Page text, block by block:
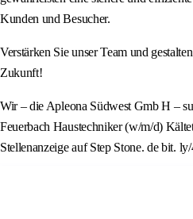
Kunden und Besucher.
Verstärken Sie unser Team und
Zukunft!
Wir – die Apleona Südwest Gmb H –
Feuerbach Haustechniker (w/m/d)
Stellenanzeige auf Step Stone. de bit.